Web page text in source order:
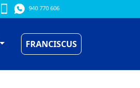
940 770 606
FRANCISCUS